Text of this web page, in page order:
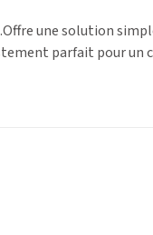
une solution
parfait pour